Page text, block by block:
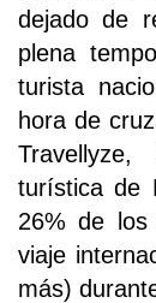
dejado de
plena
turista
hora de
turística de
26% de los
viaje
más)